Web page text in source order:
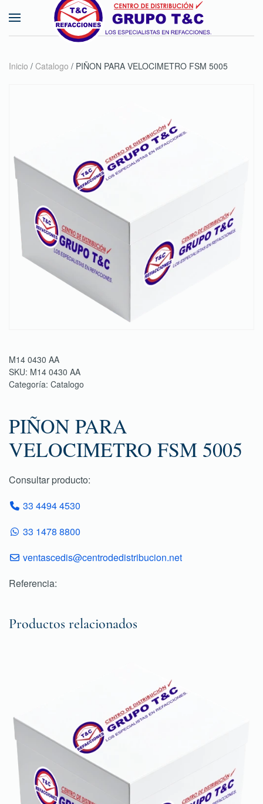
Skip to main content
Inicio / Catalogo / PIÑON PARA VELOCIMETRO FSM 5005
M14 0430 AA
SKU: M14 0430 AA
Categoría: Catalogo
PIÑON PARA
VELOCIMETRO FSM 5005
Consultar producto:
33 4494 4530
33 1478 8800
ventascedis@centrodedistribucion.net
Referencia:
Productos relacionados